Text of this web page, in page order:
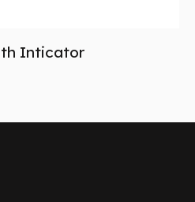
Inticator